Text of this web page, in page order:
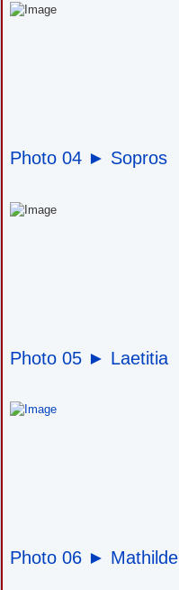
Photo 04 ► Sopros
Photo 05 ► Laetitia
Photo 06 ► Mathilde